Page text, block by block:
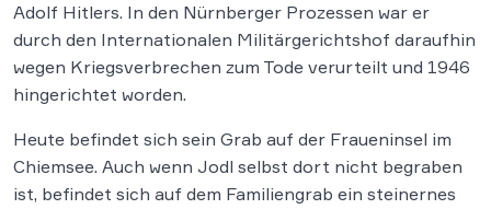
Adolf Hitlers. In den Nürnberger Prozessen war er
durch den Internationalen Militärgerichtshof daraufhin
wegen Kriegsverbrechen zum Tode verurteilt und 1946
hingerichtet worden.
Heute befindet sich sein Grab auf der Fraueninsel im
Chiemsee. Auch wenn Jodl selbst dort nicht begraben
ist, befindet sich auf dem Familiengrab ein steinernes